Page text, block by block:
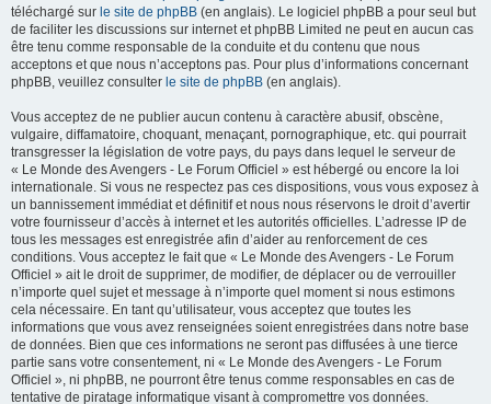
téléchargé sur le site de phpBB (en anglais). Le logiciel phpBB a pour seul but
de faciliter les discussions sur internet et phpBB Limited ne peut en aucun cas
être tenu comme responsable de la conduite et du contenu que nous
acceptons et que nous n’acceptons pas. Pour plus d’informations concernant
phpBB, veuillez consulter le site de phpBB (en anglais).
Vous acceptez de ne publier aucun contenu à caractère abusif, obscène,
vulgaire, diffamatoire, choquant, menaçant, pornographique, etc. qui pourrait
transgresser la législation de votre pays, du pays dans lequel le serveur de
« Le Monde des Avengers - Le Forum Officiel » est hébergé ou encore la loi
internationale. Si vous ne respectez pas ces dispositions, vous vous exposez à
un bannissement immédiat et définitif et nous nous réservons le droit d’avertir
votre fournisseur d’accès à internet et les autorités officielles. L’adresse IP de
tous les messages est enregistrée afin d’aider au renforcement de ces
conditions. Vous acceptez le fait que « Le Monde des Avengers - Le Forum
Officiel » ait le droit de supprimer, de modifier, de déplacer ou de verrouiller
n’importe quel sujet et message à n’importe quel moment si nous estimons
cela nécessaire. En tant qu’utilisateur, vous acceptez que toutes les
informations que vous avez renseignées soient enregistrées dans notre base
de données. Bien que ces informations ne seront pas diffusées à une tierce
partie sans votre consentement, ni « Le Monde des Avengers - Le Forum
Officiel », ni phpBB, ne pourront être tenus comme responsables en cas de
tentative de piratage informatique visant à compromettre vos données.